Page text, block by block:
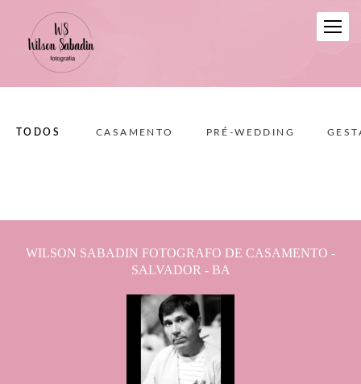
TODOS CASAMENTO PRÉ-WEDDING
WILSON SABADIN FOTOGRAFO DE CASAMENTO -
SALVADOR - BA